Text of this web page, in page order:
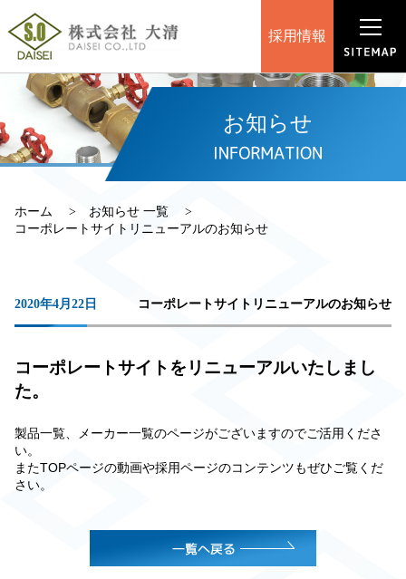
採用情報
お知らせ
ホーム
お知らせ 一覧
コーポレートサイトリニューアルのお知らせ
2020年4月22日 コーポレートサイトリニューアルのお知らせ
コーポレートサイトをリニューアルいたしまし
た。
製品一覧、メーカー一覧のページがございますのでご活用くださ
い。
またTOPページの動画や採用ページのコンテンツもぜひご覧くだ
さい。